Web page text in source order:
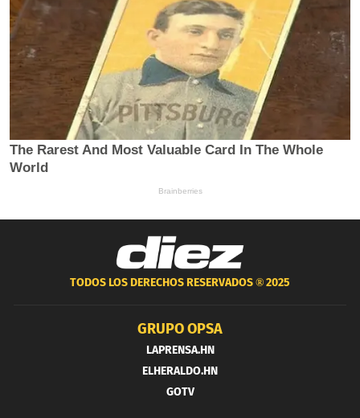
TODOS LOS DERECHOS RESERVADOS ®2025
GRUPO OPSA
LAPRENSA.HN
ELHERALDO.HN
GOTV